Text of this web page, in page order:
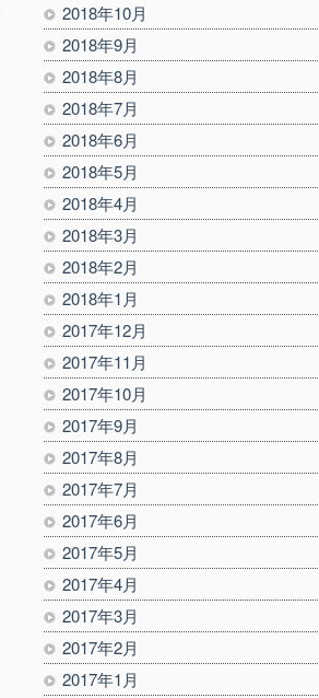
2018年10月
2018年9月
2018年8月
2018年7月
2018年6月
2018年5月
2018年4月
2018年3月
2018年2月
2018年1月
2017年12月
2017年11月
2017年10月
2017年9月
2017年8月
2017年7月
2017年6月
2017年5月
2017年4月
2017年3月
2017年2月
2017年1月